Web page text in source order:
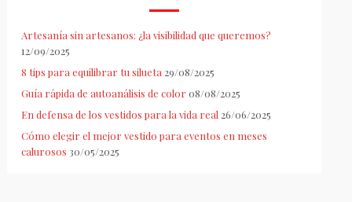
Artesanía sin artesanos: ¿la visibilidad que queremos?
12/09/2025
8 tips para equilibrar tu silueta 29/08/2025
Guía rápida de autoanálisis de color 08/08/2025
En defensa de los vestidos para la vida real 26/06/2025
Cómo elegir el mejor vestido para eventos en meses
calurosos 30/05/2025